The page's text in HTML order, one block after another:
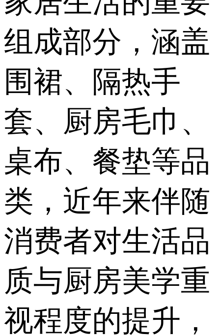
组成部分，涵盖
围裙、隔热手
套、厨房毛巾、
桌布、餐垫等品
类，近年来伴随
消费者对生活品
质与厨房美学重
视程度的提升，